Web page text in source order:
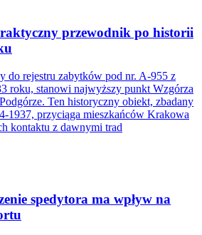
przewodnik po historii
do rejestru zabytków pod nr. A-955 z
roku, stanowi najwyższy punkt Wzgórza
Ten historyczny obiekt, zbadany
1937, przyciąga mieszkańców Krakowa
kontaktu z dawnymi trad
spedytora ma wpływ na